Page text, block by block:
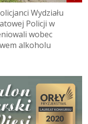
Wydziału
Policji w
wobec
alkoholu